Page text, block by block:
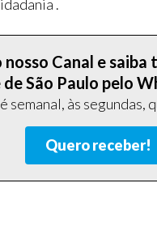
.
nosso Canal e saiba
São Paulo pelo
semanal, às segundas,
Quero receber!